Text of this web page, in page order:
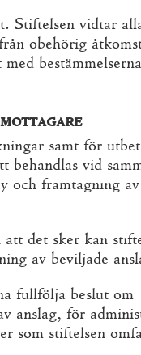
Stiftelsen vidtar
obehörig
samt för
vid
och framtagning av
det sker kan
av beviljade
fullfölja beslut om
anslag, för
som stiftelsen